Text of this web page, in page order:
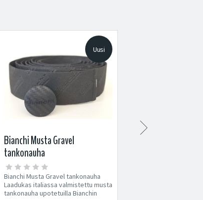
Uusi
Bianchi Musta Gravel
tankonauha
Bianchi Musta Gravel tankonauha
Laadukas italiassa valmistettu musta
tankonauha upotetuilla Bianchin
